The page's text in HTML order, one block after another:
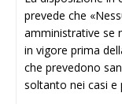
prevede che
amministrative se
in vigore prima
che prevedono
soltanto nei casi e